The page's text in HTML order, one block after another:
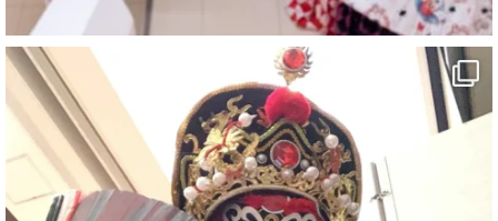
#一人旅
#女性マジシャン
#出張マジック
#マジシャン派遣
#イリュージョン
#和歌山県
#白浜町
#変面ショー
#イベント